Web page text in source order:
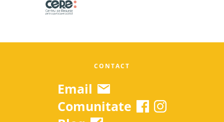
CONTACT
Email
Comunitate